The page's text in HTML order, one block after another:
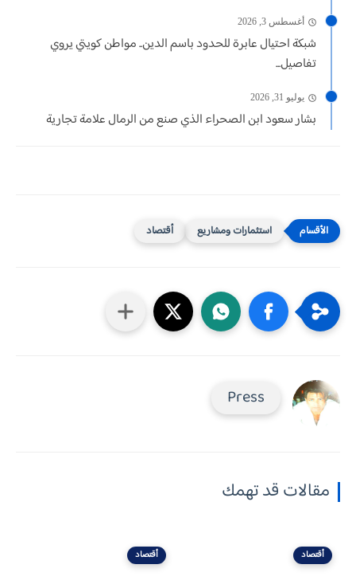
أغسطس 3, 2026
شبكة احتيال عابرة للحدود باسم الدين.. مواطن كويتي يروي
تفاصيل...
يوليو 31, 2026
بشار سعود ابن الصحراء الذي صنع من الرمال علامة تجارية
استثمارات ومشاريع أقتصاد
Press
مقالات قد تهمك
أقتصاد أقتصاد